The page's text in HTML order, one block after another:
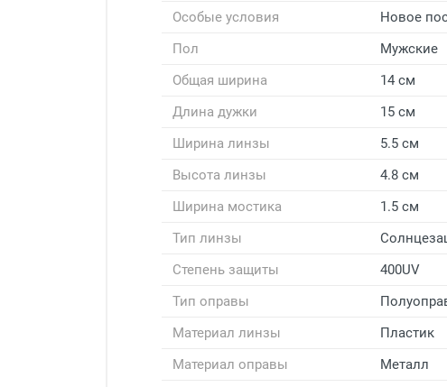
Особые условия
Новое
Пол
Мужские
Общая ширина
14 см
Длина дужки
15 см
Ширина линзы
5.5 см
Высота линзы
4.8 см
Ширина мостика
1.5 см
Тип линзы
Степень защиты
400UV
Тип оправы
Материал линзы
Пластик
Материал оправы
Металл